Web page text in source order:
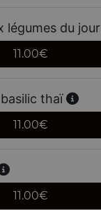
légumes du jour
11.00€
thaï
11.00€
11.00€